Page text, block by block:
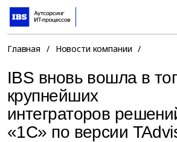
Главная / Новости компании /
IBS вновь вошла в
крупнейших
интеграторов
«1С» по версии